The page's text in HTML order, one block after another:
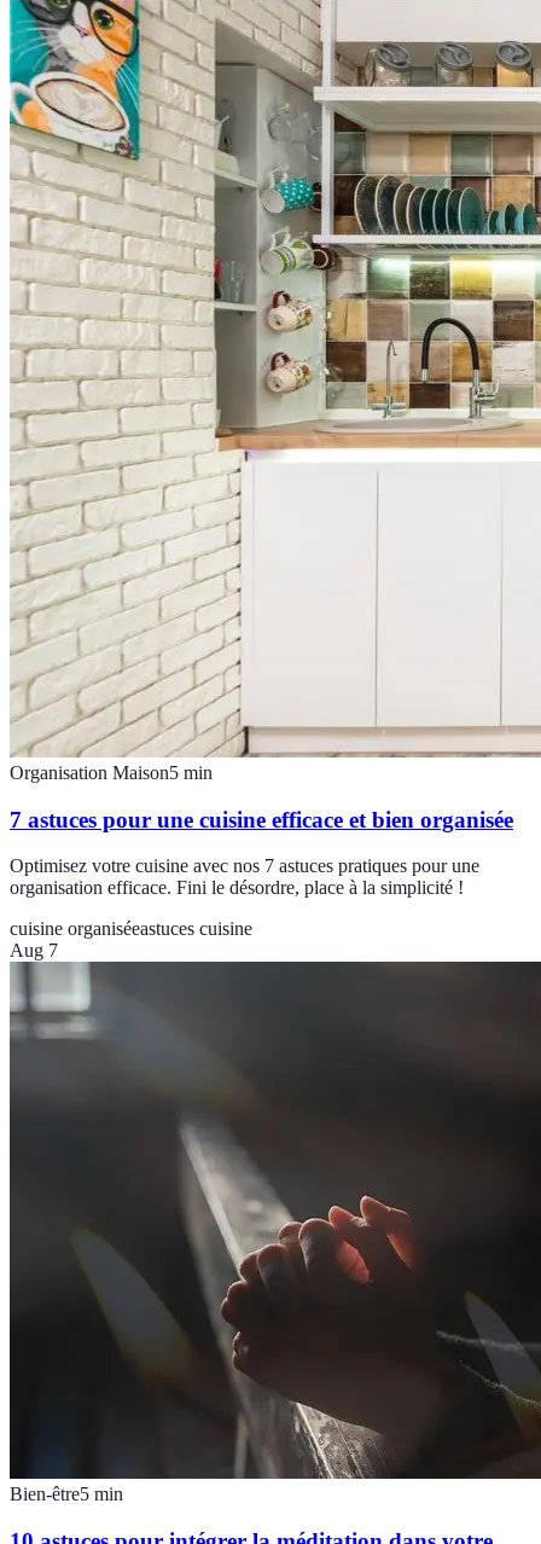
Organisation Maison5 min
7 astuces pour une cuisine efficace et bien organisée
Optimisez votre cuisine avec nos 7 astuces pratiques pour une
organisation efficace. Fini le désordre, place à la simplicité !
cuisine organiséeastuces cuisine
Aug 7
Bien-être5 min